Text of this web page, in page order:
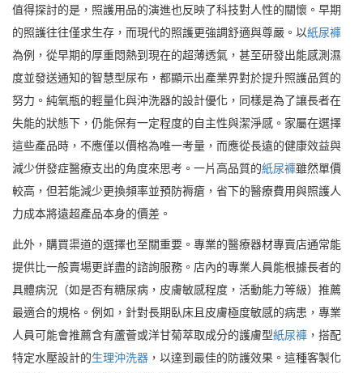
值得探討的是，照護用品的演進也反映了科技對人性的關懷。早期
的照護往往僅求生存，而現代的照護更強調舒適與尊嚴。以紙尿褲
為例，從早期的厚重悶熱到現在的超薄透氣，甚至研發出能感測濕
度並發送通知的智慧型尿布，都顯示出產業界對於提升照護品質的
努力。純氧瓶的輕量化與沖洗器的設計優化，同樣是為了讓長者在
失能的狀態下，仍能保有一定程度的自主性與潔淨感。家屬在選擇
這些產品時，不應僅以價格為唯一考量，而應從長遠的健康效益與
減少併發症醫療支出的角度來思考。一片高品質的紙尿褲雖然單價
較高，但若能減少更換頻率並預防褥瘡，省下的醫療費用與照護人
力成本將遠超產品本身的價差。
此外，購買渠道的選擇也至關重要。專業的醫療器材專賣店通常能
提供比一般賣場更詳盡的諮詢服務。店內的專業人員能根據長者的
具體病況（如是否有糖尿病，皮膚敏感程度，活動能力等級）推薦
最適合的規格。例如，針對長期臥床且皮膚極度敏感的病患，專業
人員可能會推薦含有蘆薈或洋甘菊萃取成分的護膚型紙尿褲 ，搭配
特定水壓設計的生理沖洗器 ，以達到最佳的防護效果。這種客製化